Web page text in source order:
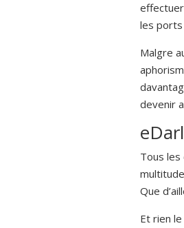
les ports
Malgre
devenir
Tous
Que
Et rien